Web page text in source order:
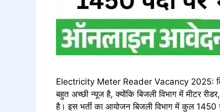
Electricity Meter Reader Vacancy 2025:
बहुत अच्छी न्यूज है, क्योंकि बिजली विभाग में मीटर
है। इस भर्ती का आयोजन बिजली विभाग में कुल